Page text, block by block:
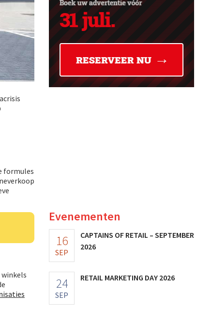
formules
Evenementen
16
SEP
CAPTAINS OF RETAIL – SEPTEMBER
2026
24
SEP
RETAIL MARKETING DAY 2026